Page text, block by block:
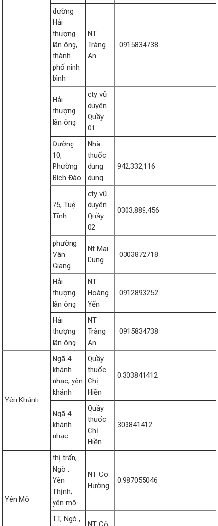
đường
Hải
thượng
lãn ông,
thành
phố ninh
bình
NT
Tràng
An
0915834738
Hải
thượng
lãn ông
cty vũ
duyên
Quầy
01
Đường
10,
Phường
Bích Đào
Nhà
thuốc
dung
dung
942,332,116
75, Tuệ
Tĩnh
cty vũ
duyên
Quầy
02
0303,889,456
phường
Vân
Giang
Nt Mai
Dung
0303872718
Hải
thượng
lãn ông
NT
Hoàng
Yến
0912893252
Hải
thượng
lãn ông
NT
Tràng
An
0915834738
Yên Khánh
Ngã 4
khánh
nhạc, yên
khánh
Quầy
thuốc
Chị
Hiền
0.303841412
Ngã 4
khánh
nhạc
Quầy
thuốc
Chị
Hiền
303841412
Yên Mô
thị trấn,
Ngò ,
Yên
Thịnh,
yên mô
NT Cô
Hường
0.987055046
TT, Ngò ,
NT Cô